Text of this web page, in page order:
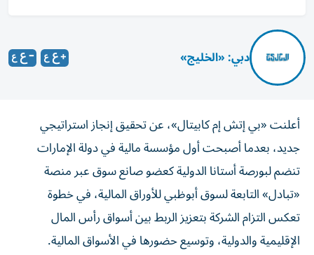
دبي: «الخليج»
أعلنت «بي إتش إم كابيتال»، عن تحقيق إنجاز استراتيجي
جديد، بعدما أصبحت أول مؤسسة مالية في دولة الإمارات
تنضم لبورصة أستانا الدولية كعضو صانع سوق عبر منصة
«تبادل» التابعة لسوق أبوظبي للأوراق المالية، في خطوة
تعكس التزام الشركة بتعزيز الربط بين أسواق رأس المال
الإقليمية والدولية، وتوسيع حضورها في الأسواق المالية.